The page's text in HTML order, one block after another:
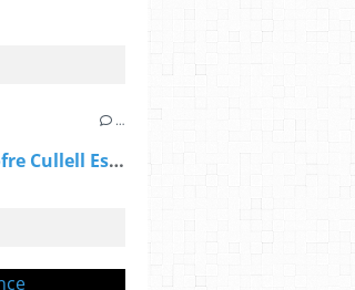
…
BRAVO Jofre Cullell Estape, avec OGIVAL,...